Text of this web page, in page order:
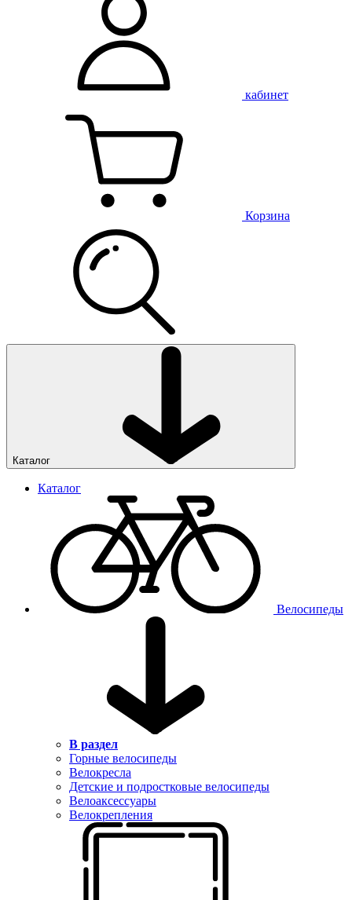
кабинет
Корзина
Каталог
Каталог
Велосипеды
В раздел
Горные велосипеды
Велокресла
Детские и подростковые велосипеды
Велоаксессуары
Велокрепления